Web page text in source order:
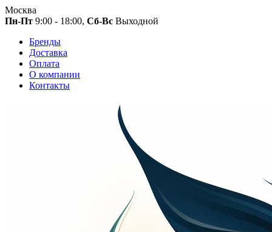
Москва
Пн-Пт 9:00 - 18:00, Сб-Вс Выходной
Бренды
Доставка
Оплата
О компании
Контакты